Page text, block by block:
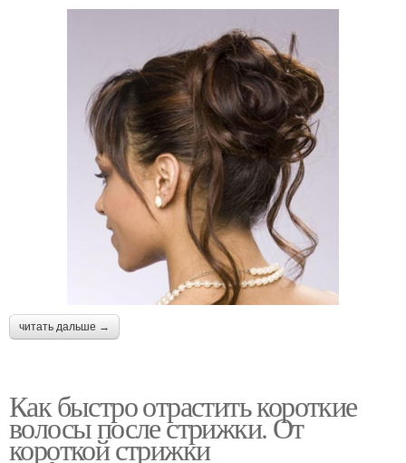
читать дальше →
Как быстро отрастить короткие
волосы после стрижки. От
короткой стрижки